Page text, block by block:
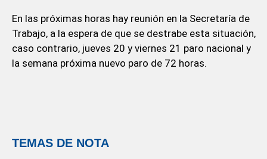
En las próximas horas hay reunión en la Secretaría de
Trabajo, a la espera de que se destrabe esta situación,
caso contrario, jueves 20 y viernes 21 paro nacional y
la semana próxima nuevo paro de 72 horas.
TEMAS DE NOTA